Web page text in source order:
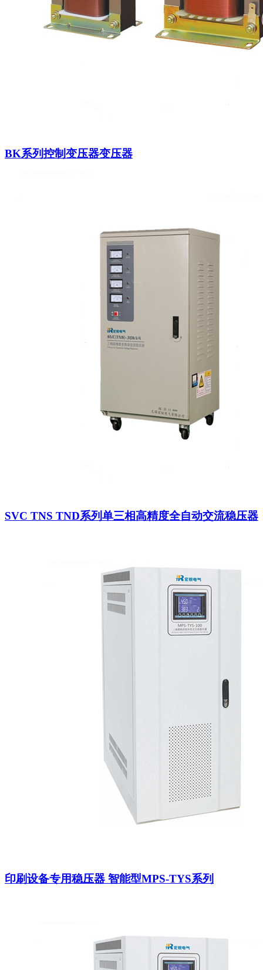
BK系列控制变压器变压器
SVC TNS TND系列单三相高精度全自动交流稳压器
印刷设备专用稳压器 智能型MPS-TYS系列